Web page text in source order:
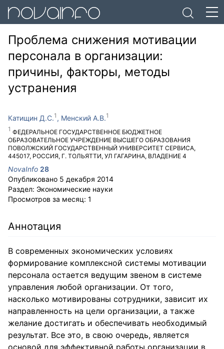
Проблема снижения мотивации
персонала в организации:
причины, факторы, методы
устранения
Катищин Д.С.
ФЕДЕРАЛЬНОЕ ГОСУДАРСТВЕННОЕ БЮДЖЕТНОЕ
ОБРАЗОВАТЕЛЬНОЕ УЧРЕЖДЕНИЕ ВЫСШЕГО ОБРАЗОВАНИЯ
ПОВОЛЖСКИЙ ГОСУДАРСТВЕННЫЙ УНИВЕРСИТЕТ СЕРВИСА,
445017, РОССИЯ, Г. ТОЛЬЯТТИ, УЛ ГАГАРИНА, ВЛАДЕНИЕ 4
Менский А.В.
NovaInfo 28
Опубликовано 5 декабря 2014
Раздел: Экономические науки
Просмотров за месяц: 1
Аннотация
В современных экономических условиях
формирование комплексной системы мотивации
персонала остается ведущим звеном в системе
управления любой организации. От того,
насколько мотивированы сотрудники, зависит их
направленность на цели организации, а также
желание достигать и обеспечивать необходимый
результат. Все это, в свою очередь, является
основой для эффективной работы организации в